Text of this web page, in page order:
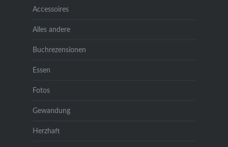
Accessoires
Alles andere
Buchrezensionen
Essen
Fotos
Gewandung
Herzhaft